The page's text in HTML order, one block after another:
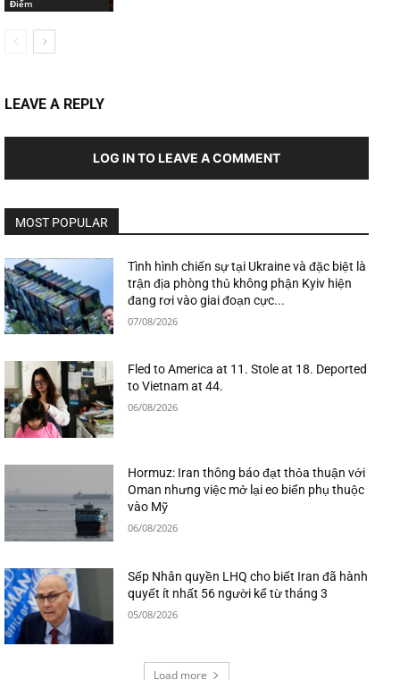
Điểm
LEAVE A REPLY
LOG IN TO LEAVE A COMMENT
MOST POPULAR
Tình hình chiến sự tại Ukraine và đặc biệt là
trận địa phòng thủ không phận Kyiv hiện
đang rơi vào giai đoạn cực...
07/08/2026
Fled to America at 11. Stole at 18. Deported
to Vietnam at 44.
06/08/2026
Hormuz: Iran thông báo đạt thỏa thuận với
Oman nhưng việc mở lại eo biển phụ thuộc
vào Mỹ
06/08/2026
Sếp Nhân quyền LHQ cho biết Iran đã hành
quyết ít nhất 56 người kể từ tháng 3
05/08/2026
Load more